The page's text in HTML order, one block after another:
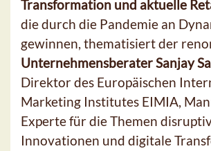
Transformation und aktuelle
die durch die Pandemie an
gewinnen, thematisiert der
Unternehmensberater Sanjay
Direktor des Europäischen
Marketing Institutes EIMIA,
Experte für die Themen
Innovationen und digitale